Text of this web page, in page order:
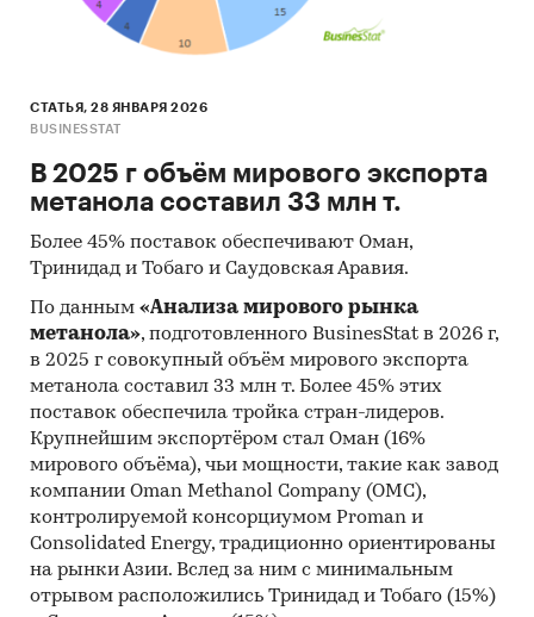
Мандарины и аналогичные гибриды
цитрусовых
Папайя
Персики, нектарины
Сливы
Яблоки
Прочие цитрусовые
Свежие фрукты прочие
В обзоре приводятся текущие данные более
чем по 100 странам мира и прогноз по 25
странам-лидерам мирового рынка свежих
фруктов.
Страны-лидеры: Китай, Индия, Бразилия,
США, Индонезия, Мексика, Турция и другие
страны мира.
СТАТЬЯ, 28 ЯНВАРЯ 2026
BUSINESSTAT
В 2025 г объём мирового экспорта
метанола составил 33 млн т.
Более 45% поставок обеспечивают Оман,
Тринидад и Тобаго и Саудовская Аравия.
По данным «Анализа мирового рынка
метанола», подготовленного BusinesStat в 2026 г,
в 2025 г совокупный объём мирового экспорта
метанола составил 33 млн т. Более 45% этих
поставок обеспечила тройка стран-лидеров.
Крупнейшим экспортёром стал Оман (16%
мирового объёма), чьи мощности, такие как завод
компании Oman Methanol Company (OMC),
контролируемой консорциумом Proman и
Consolidated Energy, традиционно ориентированы
на рынки Азии. Вслед за ним с минимальным
отрывом расположились Тринидад и Тобаго (15%)